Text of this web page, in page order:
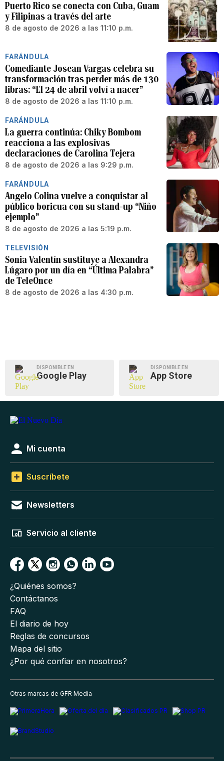
Puerto Rico se conecta con Cuba, Guam
y Filipinas a través del arte
8 de agosto de 2026 a las 11:10 p.m.
FARÁNDULA
Comediante Josean Vargas celebra su
transformación tras perder más de 130
libras: “El 24 de abril volví a nacer”
8 de agosto de 2026 a las 11:10 p.m.
FARÁNDULA
La guerra continúa: Chiky Bombom
reacciona a las explosivas
declaraciones de Carolina Tejera
8 de agosto de 2026 a las 9:29 p.m.
FARÁNDULA
Angelo Colina vuelve a conquistar al
público boricua con su stand-up “Niño
ejemplo”
8 de agosto de 2026 a las 5:19 p.m.
TELEVISIÓN
Sonia Valentín sustituye a Alexandra
Lúgaro por un día en “Última Palabra”
de TeleOnce
8 de agosto de 2026 a las 4:30 p.m.
DISPONIBLE EN
Google Play
DISPONIBLE EN
App Store
Mi cuenta
Suscríbete
Newsletters
Servicio al cliente
¿Quiénes somos?
Contáctanos
FAQ
El diario de hoy
Reglas de concursos
Mapa del sitio
¿Por qué confiar en nosotros?
Otras marcas de GFR Media